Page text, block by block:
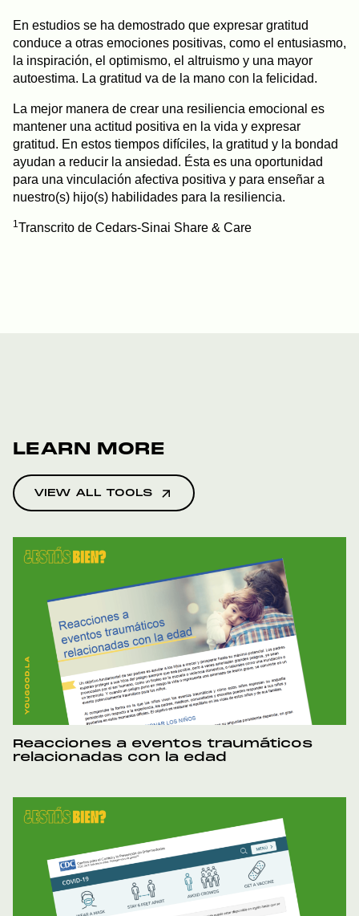
En estudios se ha demostrado que expresar gratitud
conduce a otras emociones positivas, como el entusiasmo,
la inspiración, el optimismo, el altruismo y una mayor
autoestima. La gratitud va de la mano con la felicidad.
La mejor manera de crear una resiliencia emocional es
mantener una actitud positiva en la vida y expresar
gratitud. En estos tiempos difíciles, la gratitud y la bondad
ayudan a reducir la ansiedad. Ésta es una oportunidad
para una vinculación afectiva positiva y para enseñar a
nuestro(s) hijo(s) habilidades para la resiliencia.
1Transcrito de Cedars-Sinai Share & Care
LEARN MORE
VIEW ALL TOOLS
Reacciones a eventos traumáticos
relacionadas con la edad